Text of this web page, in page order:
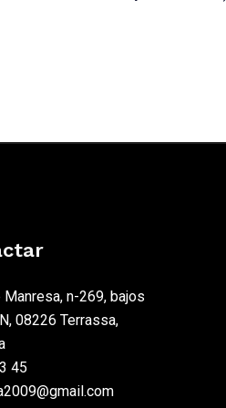
Manresa, n-269, bajos
08226 Terrassa,
45